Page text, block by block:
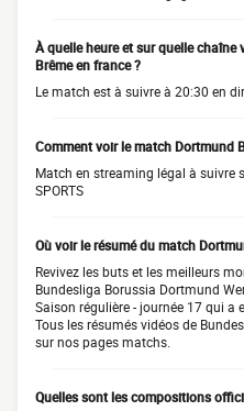
À quelle heure et sur quelle
Brême en france ?
Le match est à suivre à 20:30 en
Comment voir le match Dortmund
Match en streaming légal à suivre
SPORTS
Où voir le résumé du match
Revivez les buts et les meilleurs
Bundesliga Borussia Dortmund
Saison régulière - journée 17 qui a
Tous les résumés vidéos de
sur nos pages matchs.
Quelles sont les compositions